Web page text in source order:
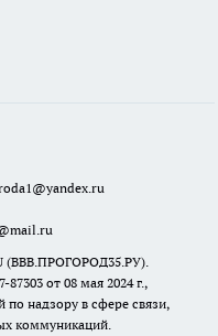
(ВВВ.ПРОГОРОД35.РУ).
от 08 мая 2024 г.,
по надзору в сфере связи,
коммуникаций.